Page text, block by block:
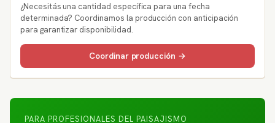
¿Necesitás una cantidad específica para una fecha
determinada? Coordinamos la producción con anticipación
para garantizar disponibilidad.
Coordinar producción →
PARA PROFESIONALES DEL PAISAJISMO